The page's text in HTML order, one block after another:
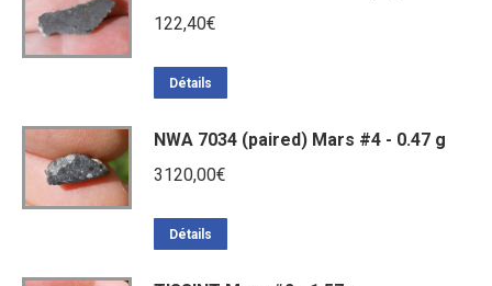
122,40€
Détails
NWA 7034 (paired) Mars #4 - 0.47 g
3120,00€
Détails